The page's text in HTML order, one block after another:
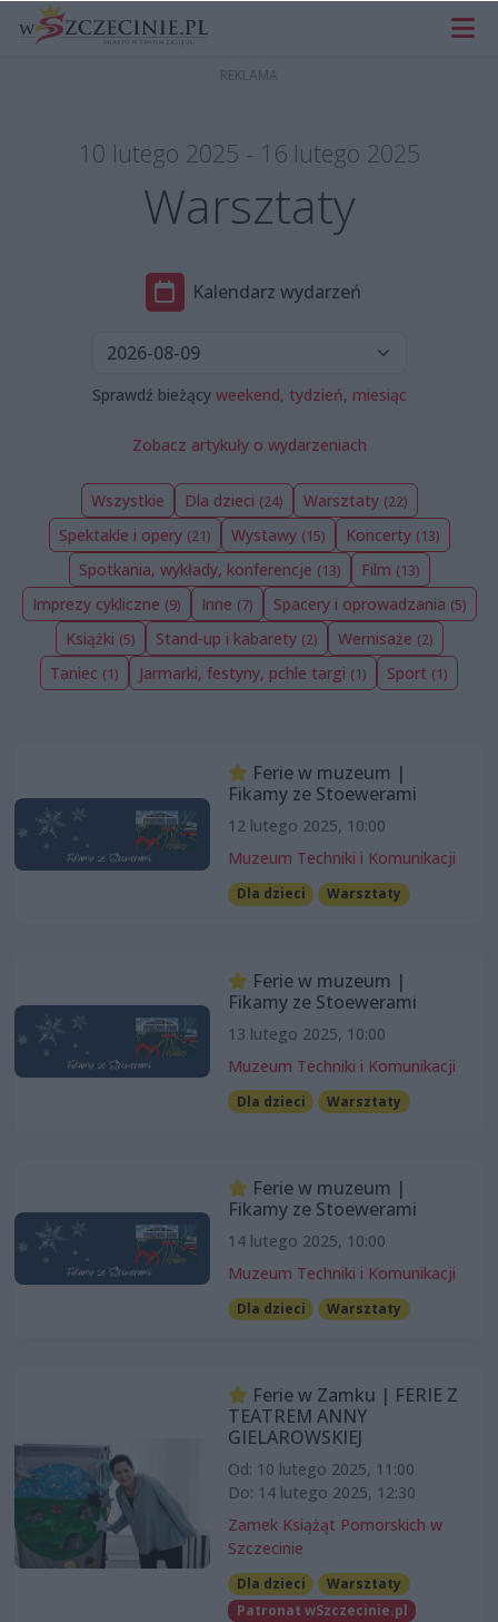
10 lutego 2025 - 16 lutego 2025
Warsztaty
Kalendarz wydarzeń
Sprawdź bieżący weekend, tydzień, miesiąc
Zobacz artykuły o wydarzeniach
Wszystkie Dla dzieci (24) Warsztaty (22)
Spektakle i opery (21) Wystawy (15) Koncerty (13)
Spotkania, wykłady, konferencje (13) Film (13)
Imprezy cykliczne (9) Inne (7) Spacery i oprowadzania (5)
Książki (5) Stand-up i kabarety (2) Wernisaże (2)
Taniec (1) Jarmarki, festyny, pchle targi (1) Sport (1)
Ferie w muzeum |
Fikamy ze Stoewerami
12 lutego 2025, 10:00
Muzeum Techniki i Komunikacji
Dla dzieci Warsztaty
Ferie w muzeum |
Fikamy ze Stoewerami
13 lutego 2025, 10:00
Muzeum Techniki i Komunikacji
Dla dzieci Warsztaty
Ferie w muzeum |
Fikamy ze Stoewerami
14 lutego 2025, 10:00
Muzeum Techniki i Komunikacji
Dla dzieci Warsztaty
Ferie w Zamku | FERIE Z
TEATREM ANNY
GIELAROWSKIEJ
Od: 10 lutego 2025, 11:00
Do: 14 lutego 2025, 12:30
Zamek Książąt Pomorskich w
Szczecinie
Dla dzieci
Warsztaty
Patronat wSzczecinie.pl